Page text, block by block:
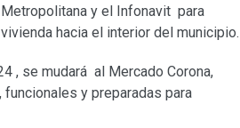
y el Infonavit para
hacia el interior del municipio.
, se mudará al Mercado Corona,
y preparadas para